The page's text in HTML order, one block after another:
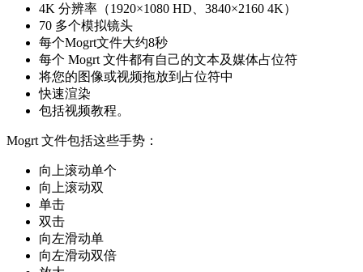
4K 分辨率（1920×1080 HD、3840×2160 4K）
70 多个模拟镜头
每个Mogrt文件大约8秒
每个 Mogrt 文件都有自己的文本及媒体占位符
将您的图像或视频拖放到占位符中
快速渲染
包括视频教程。
Mogrt 文件包括这些手势：
向上滚动单个
向上滚动双
单击
双击
向左滑动单
向左滑动双倍